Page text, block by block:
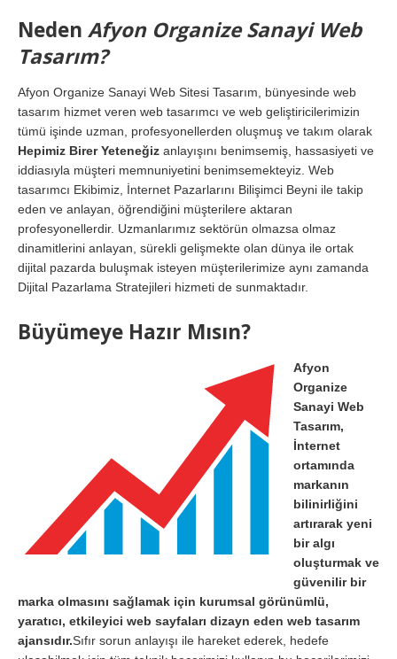
Neden Afyon Organize Sanayi Web
Tasarım?
Afyon Organize Sanayi Web Sitesi Tasarım, bünyesinde web
tasarım hizmet veren web tasarımcı ve web geliştiricilerimizin
tümü işinde uzman, profesyonellerden oluşmuş ve takım olarak
Hepimiz Birer Yeteneğiz anlayışını benimsemiş, hassasiyeti ve
iddiasıyla müşteri memnuniyetini benimsemekteyiz. Web
tasarımcı Ekibimiz, İnternet Pazarlarını Bilişimci Beyni ile takip
eden ve anlayan, öğrendiğini müşterilere aktaran
profesyonellerdir. Uzmanlarımız sektörün olmazsa olmaz
dinamitlerini anlayan, sürekli gelişmekte olan dünya ile ortak
dijital pazarda buluşmak isteyen müşterilerimize aynı zamanda
Dijital Pazarlama Stratejileri hizmeti de sunmaktadır.
Büyümeye Hazır Mısın?
Afyon
Organize
Sanayi Web
Tasarım,
İnternet
ortamında
markanın
bilinirliğini
artırarak yeni
bir algı
oluşturmak ve
güvenilir bir
marka olmasını sağlamak için kurumsal görünümlü,
yaratıcı, etkileyici web sayfaları dizayn eden web tasarım
ajansıdır.Sıfır sorun anlayışı ile hareket ederek, hedefe